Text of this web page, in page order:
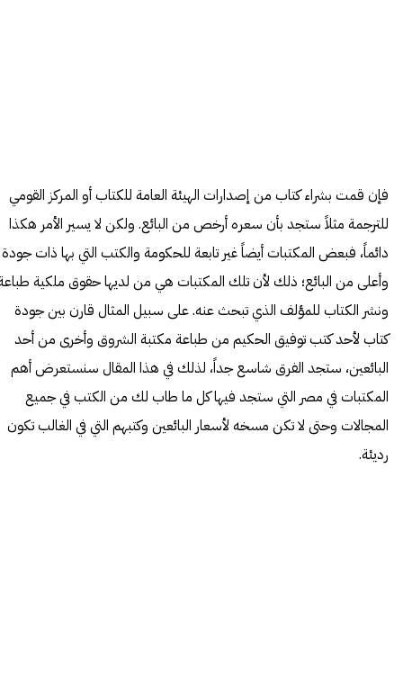
فإن قمت بشراء كتاب من إصدارات الهيئة العامة للكتاب أو المركز القومي
للترجمة مثلاً ستجد بأن سعره أرخص من البائع. ولكن لا يسير الأمر هكذا
دائماً، فبعض المكتبات أيضاً غير تابعة للحكومة والكتب التي بها ذات جودة
وأعلى من البائع؛ ذلك لأن تلك المكتبات هي من لديها حقوق ملكية
ونشر الكتاب للمؤلف الذي تبحث عنه. على سبيل المثال قارن بين جودة
كتاب لأحد كتب توفيق الحكيم من طباعة مكتبة الشروق وأخرى من أحد
البائعين، ستجد الفرق شاسع جداً، لذلك في هذا المقال سنستعرض أهم
المكتبات في مصر التي ستجد فيها كل ما طاب لك من الكتب في جميع
المجالات وحتى لا تكن مسخه لأسعار البائعين وكتبهم التي في الغالب تكون
رديئة.